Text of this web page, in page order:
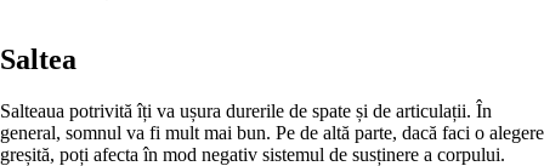
Saltea
Salteaua potrivită îți va ușura durerile de spate și de articulații. În
general, somnul va fi mult mai bun. Pe de altă parte, dacă faci o alegere
greșită, poți afecta în mod negativ sistemul de susținere a corpului.